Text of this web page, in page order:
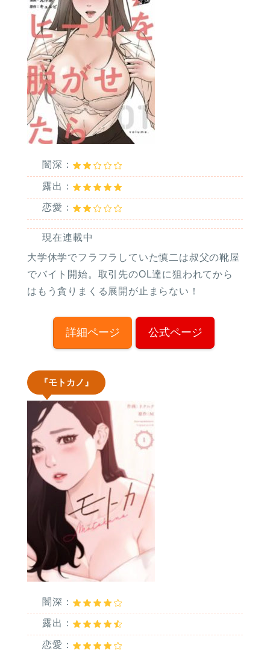
闇深：
露出：
恋愛：
現在連載中
大学休学でフラフラしていた慎二は叔父の靴屋
でバイト開始。取引先のOL達に狙われてから
はもう貪りまくる展開が止まらない！
詳細ページ 公式ページ
『モトカノ』
闇深：
露出：
恋愛：